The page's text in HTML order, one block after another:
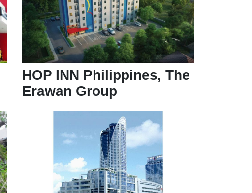
HOP INN Philippines, The
Erawan Group